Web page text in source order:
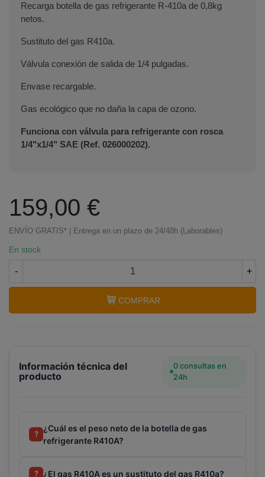
Recarga botella de gas refrigerante R-410a de 0,8kg
netos.
Sustituto del gas R410a.
Válvula conexión de salida de 1/4 pulgadas.
Envase recargable.
Gas ecológico que no daña la capa de ozono.
Funciona con válvula para refrigerante con rosca
1/4"x1/4" SAE (Ref. 026000202).
159,00 €
ENVÍO GRATIS* | Entrega en un plazo de 24/48h (Laborables)
En stock
- +
COMPRAR
Información técnica del
producto
0 consultas en
24h
?
¿Cuál es el peso neto de la botella de gas
refrigerante R410A?
? ¿El gas R410A es un sustituto del gas R410a?
Terminal de consulta
refrigerante R410A (800g)